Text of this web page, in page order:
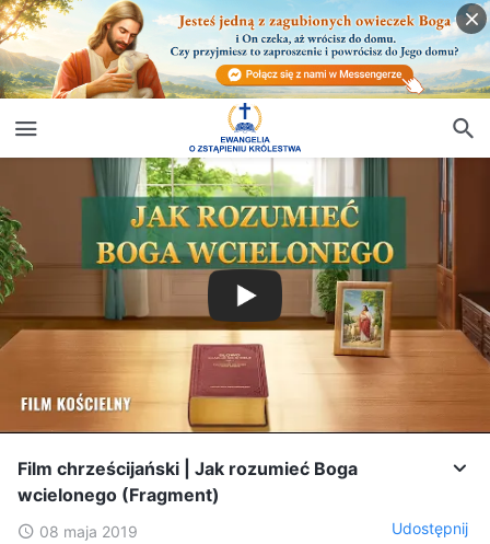
Film chrześcijański | Jak rozumieć Boga
wcielonego (Fragment)
08 maja 2019 Udostępnij